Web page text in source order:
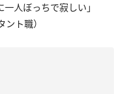
人ぼっちで寂しい」
ト職）